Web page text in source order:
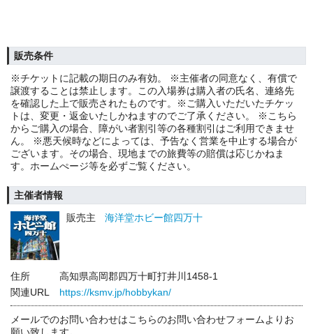
販売条件
※チケットに記載の期日のみ有効。 ※主催者の同意なく、有償で
譲渡することは禁止します。この入場券は購入者の氏名、連絡先
を確認した上で販売されたものです。※ご購入いただいたチケッ
トは、変更・返金いたしかねますのでご了承ください。 ※こちら
からご購入の場合、障がい者割引等の各種割引はご利用できませ
ん。 ※悪天候時などによっては、予告なく営業を中止する場合が
ございます。その場合、現地までの旅費等の賠償は応じかねま
す。ホームぺージ等を必ずご覧ください。
主催者情報
販売主
海洋堂ホビー館四万十
住所
高知県高岡郡四万十町打井川1458-1
関連URL
https://ksmv.jp/hobbykan/
メールでのお問い合わせはこちらのお問い合わせフォームよりお